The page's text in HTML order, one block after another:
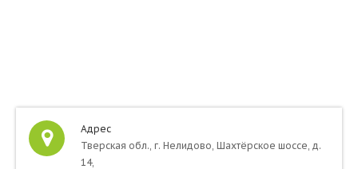
Адрес
Тверская обл., г. Нелидово, Шахтёрское шоссе, д.
14,